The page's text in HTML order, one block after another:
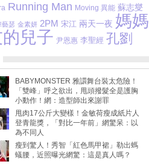
Running Man Moving 異能 蘇志燮
藝瑟 金素妍 2PM 宋江 兩天一夜 媽媽
兒子 尹恩惠 李聖經 孔劉
BABYMONSTER 雅譞舞台裝太危險！
「雙峰」呼之欲出，甩頭撥髮全是護胸
小動作！網：造型師出來謝罪
甩肉17公斤大變樣！金敏荷瘦成紙片人
登青龍獎，「對比一年前」網驚呆：以
為不同人
瘦到驚人！秀智「紅色馬甲裙」勒出螞
蟻腰，近照曝光網驚：這是真人嗎？